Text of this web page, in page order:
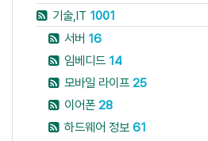
기술,IT 1001
서버 16
임베디드 14
모바일 라이프 25
이어폰 28
하드웨어 정보 61